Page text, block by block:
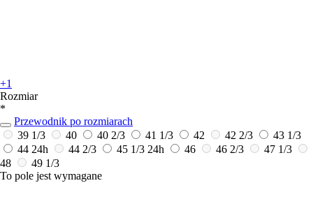
+1
Rozmiar
*
Przewodnik po rozmiarach
39 1/3
40 40 2/3 41 1/3 42 42 2/3
43 1/3
44 24h 44 2/3 45 1/3 24h 46 46 2/3
47 1/3
48
49 1/3
To pole jest wymagane